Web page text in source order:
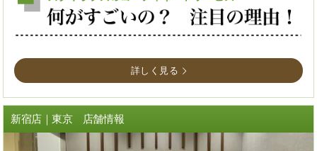
詳しく見る
新宿店｜東京 店舗情報